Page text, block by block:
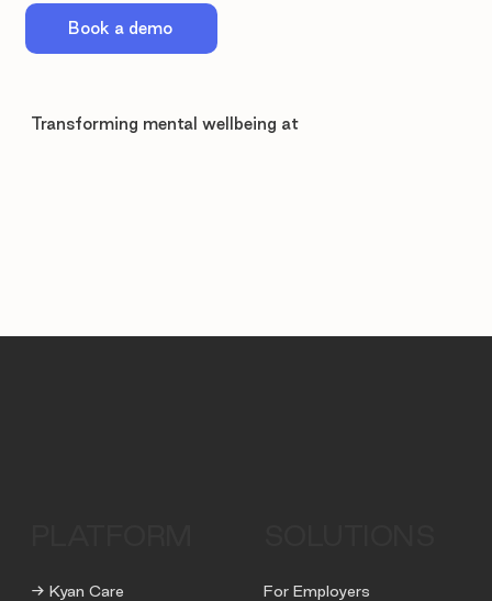
Transforming mental wellbeing at
Book a demo
→ Kyan Care
For Employers